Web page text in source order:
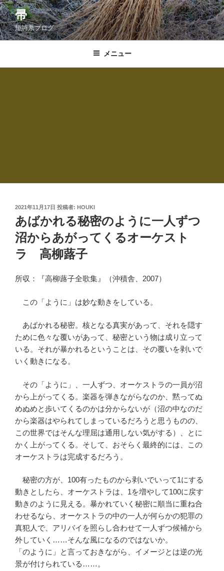
コ
ン
テ
ン
帚
短詩系ブログ
メニュー
投
稿
日:
2021年11月17日 投稿者: HOUKI
あばかれる秘密のように一人ずつ
沼からあがってくるオーケスト
ラ 高柳蕗子
所収：『高柳蕗子全歌集』（沖積舎、2007）
この「ように」は妙な動きをしている。
あばかれる秘密。核となる真実があって、それを隠す
ために色々な覆いがあって、秘密という物は成り立って
いる。それが暴かれるということは、その覆いを剥いで
いく動きになる。
その「ように」、一人ずつ、オーケストラの一員が沼
から上がってくる。楽器を弾きながらなのか、黙ってぬ
めぬめと歩いてくるのかは分からないが（沼の中なのだ
から楽器はやられてしまっているだろうと思うものの、
この世界ではそんな理屈は通用しない気がする）、とに
かく上がってくる。そして、おそらく最終的には、この
オーケストラは完成するだろう。
秘密の方が、100有ったものから剥いでいって1にする
動きとしたら、オーケストラは、1を増やして100に戻す
動きのように見える。暴かれていく秘密に順当に重ね合
わせるなら、オーケストラの中の一人が何らかの犯罪の
真犯人で、アリバイを照らし合わせて一人ずつ候補から
外していく……そんな風になるのではないか。
「のように」と言っておきながら、イメージとは逆の光
景が付けられている……。